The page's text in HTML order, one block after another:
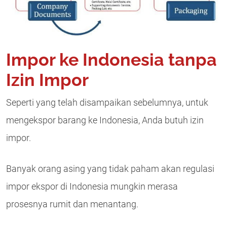
Impor ke Indonesia tanpa
Izin Impor
Seperti yang telah disampaikan sebelumnya, untuk
mengekspor barang ke Indonesia, Anda butuh izin
impor.
Banyak orang asing yang tidak paham akan regulasi
impor ekspor di Indonesia mungkin merasa
prosesnya rumit dan menantang.